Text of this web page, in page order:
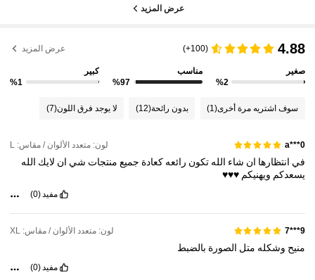
عرض المزيد
4.88
(100+) عرض المزيد
صغير
%2
مناسب
%97
كبير
%1
سوف اشتريه مرة أخرى(1) بدون رائحة(12) لا يوجد فرق اللون(7)
a***0 لون: متعدد الألوان / مقاس: L
في انتظارها ان شاء اللهتكون رائعهكعادة جميع منتجات شي ان لايك الله
يسعدكم ويهنيكم♥️♥️♥️
مفيد(0)
9***7 لون: متعدد الألوان / مقاس: XL
منيح وشكله متل الصورة بالضبط
مفيد(0)